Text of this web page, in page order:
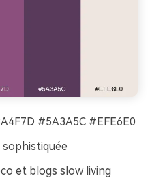
#5A3A5C #EFE6E0
et blogs slow living